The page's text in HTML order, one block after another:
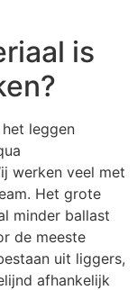
is
leggen
werken veel met
. Het grote
minder ballast
de meeste
uit liggers,
afhankelijk